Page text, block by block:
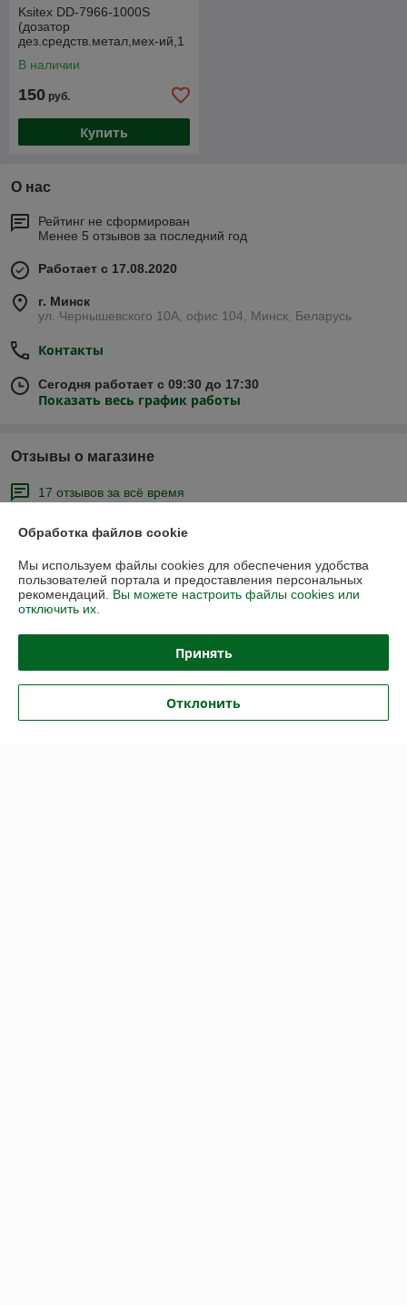
Ksitex DD-7966-1000S
(дозатор
дез.средств.метал,мех-ий,1
В наличии
150 руб.
Купить
О нас
Рейтинг не сформирован
Менее 5 отзывов за последний год
Работает с 17.08.2020
г. Минск
ул. Чернышевского 10А, офис 104, Минск, Беларусь
Контакты
Сегодня работает с 09:30 до 17:30
Показать весь график работы
Отзывы о магазине
17 отзывов за всё время
Михаил
Отлично
Максим
Очень плохо
Катридж на фото оригинал, в действительности:
1) его нет в наличии.
3) характеристики не соответствуют
Обработка файлов cookie
Мы используем файлы cookies для обеспечения удобства
пользователей портала и предоставления персональных
рекомендаций. Вы можете настроить файлы cookies или
отключить их.
Принять
Отклонить